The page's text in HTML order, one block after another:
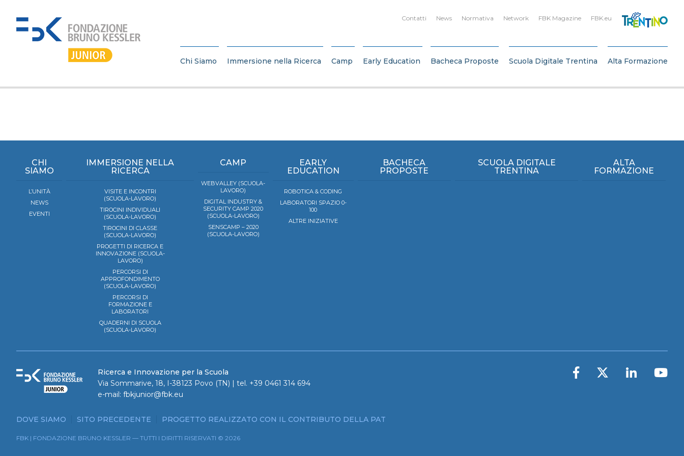
Contatti News Normativa Network FBK Magazine FBK.eu
Chi Siamo Immersione nella Ricerca Camp Early Education Bacheca Proposte Scuola Digitale Trentina Alta Formazione
CHI
SIAMO
L’UNITÀ
NEWS
EVENTI
IMMERSIONE NELLA
RICERCA
VISITE E INCONTRI
(SCUOLA-LAVORO)
TIROCINI INDIVIDUALI
(SCUOLA-LAVORO)
TIROCINI DI CLASSE
(SCUOLA-LAVORO)
PROGETTI DI RICERCA E
INNOVAZIONE (SCUOLA-
LAVORO)
PERCORSI DI
APPROFONDIMENTO
(SCUOLA-LAVORO)
PERCORSI DI
FORMAZIONE E
LABORATORI
QUADERNI DI SCUOLA
(SCUOLA-LAVORO)
CAMP
WEBVALLEY (SCUOLA-
LAVORO)
DIGITAL INDUSTRY &
SECURITY CAMP 2020
(SCUOLA-LAVORO)
SENSCAMP – 2020
(SCUOLA-LAVORO)
EARLY
EDUCATION
ROBOTICA & CODING
LABORATORI SPAZIO 0-
100
ALTRE INIZIATIVE
BACHECA
PROPOSTE
SCUOLA DIGITALE
TRENTINA
ALTA
FORMAZIONE
Ricerca e Innovazione per la Scuola
Via Sommarive, 18, I-38123 Povo (TN) | tel. +39 0461 314 694
e-mail: fbkjunior@fbk.eu
DOVE SIAMO SITO PRECEDENTE PROGETTO REALIZZATO CON IL CONTRIBUTO DELLA PAT
FBK | FONDAZIONE BRUNO KESSLER — TUTTI I DIRITTI RISERVATI © 2026